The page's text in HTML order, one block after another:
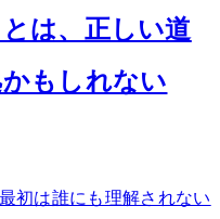
は、正しい道
もしれない
初は誰にも理解されない